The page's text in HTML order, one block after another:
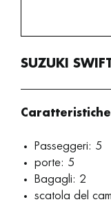
SUZUKI
Passeggeri: 5
porte: 5
Bagagli: 2
scatola del